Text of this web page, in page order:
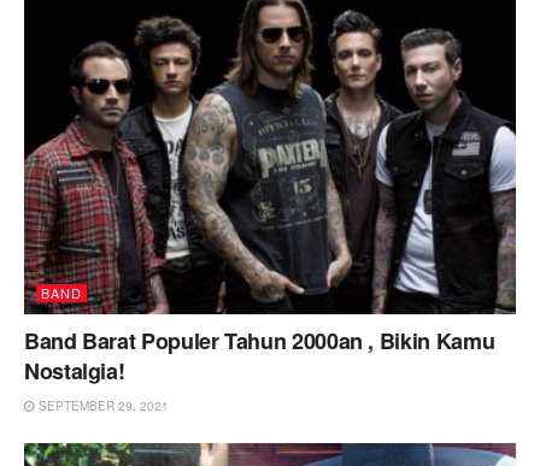
BAND
Band Barat Populer Tahun 2000an , Bikin Kamu
Nostalgia!
SEPTEMBER 29, 2021